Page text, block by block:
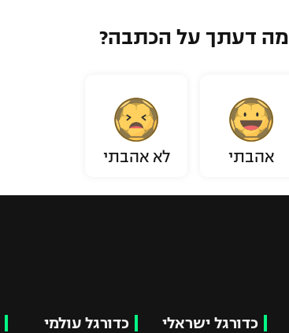
מה דעתך על הכתבה?
אהבתי לא אהבתי
כדורגל ישראלי כדורגל עולמי